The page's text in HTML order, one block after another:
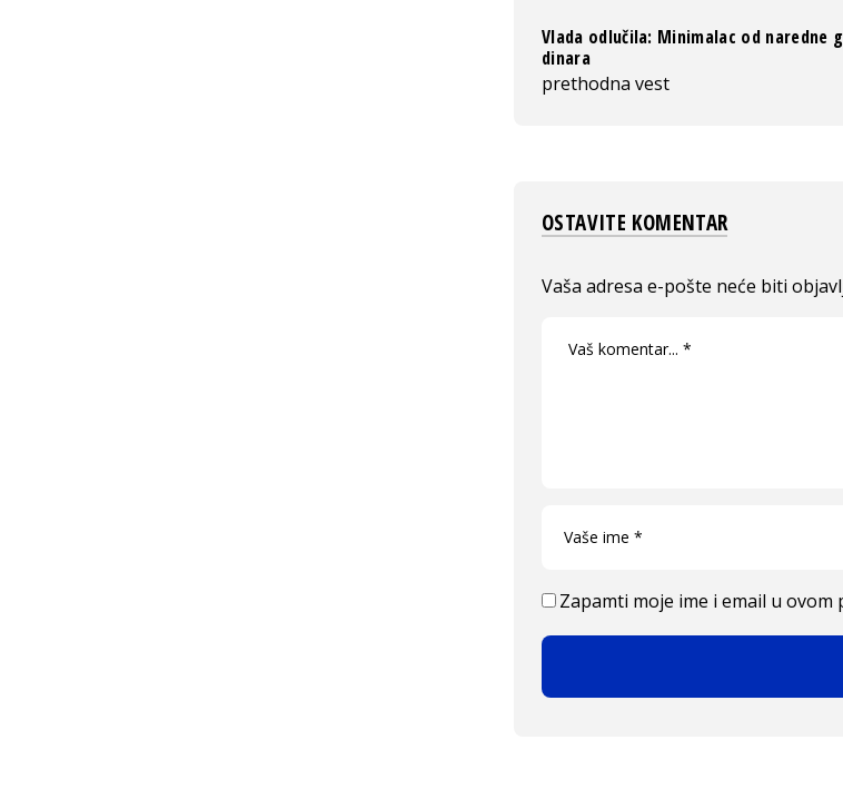
Vlada odlučila: Minimalac od naredne
dinara
prethodna vest
OSTAVITE KOMENTAR
Vaša adresa e-pošte neće biti
Zapamti moje ime i email u